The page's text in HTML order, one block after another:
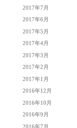
2017年7月
2017年6月
2017年5月
2017年4月
2017年3月
2017年2月
2017年1月
2016年12月
2016年10月
2016年9月
2016年7月